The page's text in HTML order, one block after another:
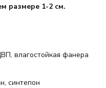
размере 1-2 см.
влагостойкая фанера
синтепон